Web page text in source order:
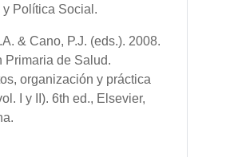
y Política Social.
& Cano, P.J. (eds.). 2008.
Primaria de Salud.
organización y práctica
I y II). 6th ed., Elsevier,